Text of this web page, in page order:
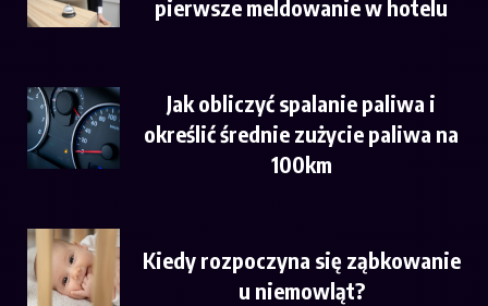
pierwsze meldowanie w hotelu
Jak obliczyć spalanie paliwa i
określić średnie zużycie paliwa na
100km
Kiedy rozpoczyna się ząbkowanie
u niemowląt?